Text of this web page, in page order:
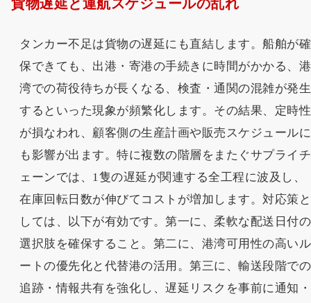
貨物遅延と運航スケジュールの乱れ
タンカー不足は貨物の遅延にも直結します。船舶が確
保できても、出港・寄港の手続きに時間がかかる、港
湾での荷役待ちが長くなる、検査・通関の混雑が発生
するといった現象が頻繁化します。その結果、定時性
が損なわれ、顧客側の生産計画や販売スケジュールに
も影響が出ます。特に複数の階層をまたぐサプライチ
ェーンでは、1隻の遅延が関連する全工程に波及し、
在庫回転日数が伸びてコストが増加します。対応策と
しては、以下が有効です。第一に、柔軟な配送日付の
選択肢を確保すること。第二に、港湾可用性の高いル
ートの優先化と代替港の活用。第三に、輸送段階での
追跡・情報共有を強化し、遅延リスクを事前に通知・